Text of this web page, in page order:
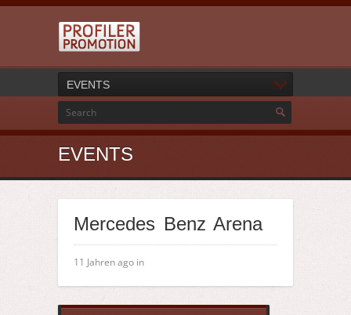
EVENTS
EVENTS
Mercedes Benz Arena
11 Jahren ago in